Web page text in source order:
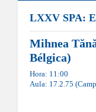
LXXV SPA:
Mihnea
Bélgica)
Hora: 11:00
Aula: 17.2.75